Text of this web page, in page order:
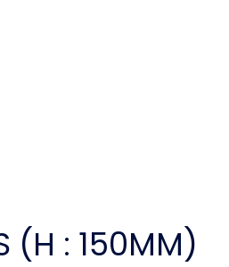
(H : 150MM)